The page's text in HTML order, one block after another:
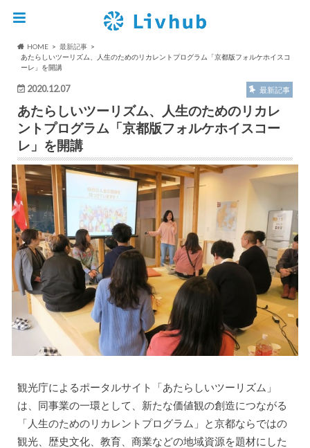
HOME
最新記事
あたらしいツーリズム、人生のためのリカレントプログラム「京都版フォルケホイスコ
ーレ」を開講
2020.12.07 最新記事
あたらしいツーリズム、人生のためのリカレ
ントプログラム「京都版フォルケホイスコー
レ」を開講
観光庁によるポータルサイト「あたらしいツーリズム」
は、同事業の一環として、新たな価値観の創造につながる
「人生のためのリカレントプログラム」と京都ならではの
観光、歴史文化、教育、商業などの地域資源を題材にした